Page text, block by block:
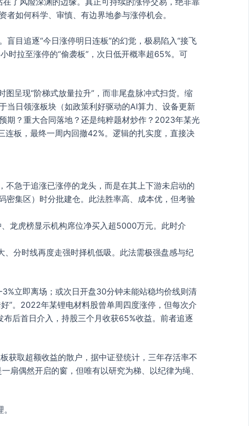
如何科学、审慎、有边界地参与涨停机会。
目追逐“今日涨停明日连板”的幻觉，极易陷入“接飞
拉至涨停的“偷袭板”，次日低开概率超65%。可
呈现“阶梯式放量拉升”，而非尾盘脉冲式扫货。缩
当日领涨板块（如政策利好驱动的AI算力、设备更新
期？重大合同落地？还是纯粹题材炒作？2023年某光
连板，最终一周内回撤42%。逻辑的扎实度，直接决
急于追涨已涨停的龙头，而是在其上下游未启动的
集区）时分批建仓。此法胜率高、成本优，但考验
龙虎榜显示机构席位净买入超5000万元。此时介
分时线再度走强时择机低吸。此法需极强盘感与纪
立即离场；或次日开盘30分钟未能站稳均价线则清
”。2022年某锂电材料股曾单周四度涨停，但每次介
后首日介入，持股三个月收获65%收益。前者追逐
获取超额收益的散户，据中证登统计，三年存活率不
扇偶然开启的窗，但唯有以研究为梯、以纪律为绳、